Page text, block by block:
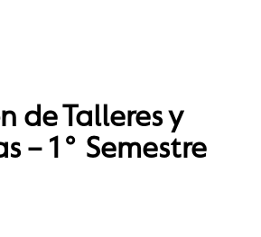
de Talleres y
– 1° Semestre